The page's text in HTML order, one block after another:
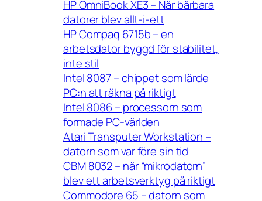
HP OmniBook XE3 – När bärbara
datorer blev allt-i-ett
HP Compaq 6715b – en
arbetsdator byggd för stabilitet,
inte stil
Intel 8087 – chippet som lärde
PC:n att räkna på riktigt
Intel 8086 – processorn som
formade PC-världen
Atari Transputer Workstation –
datorn som var före sin tid
CBM 8032 – när “mikrodatorn”
blev ett arbetsverktyg på riktigt
Commodore 65 – datorn som